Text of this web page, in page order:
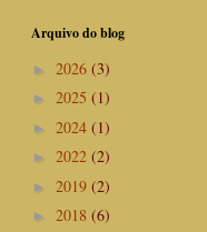
Arquivo do blog
► 2026 (3)
► 2025 (1)
► 2024 (1)
► 2022 (2)
► 2019 (2)
► 2018 (6)